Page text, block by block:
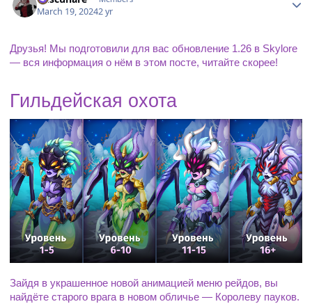
March 19, 20242 yr
Друзья! Мы подготовили для вас обновление 1.26 в Skylore
— вся информация о нём в этом посте, читайте скорее!
Гильдейская охота
Зайдя в украшенное новой анимацией меню рейдов, вы
найдёте старого врага в новом обличье — Королеву пауков.